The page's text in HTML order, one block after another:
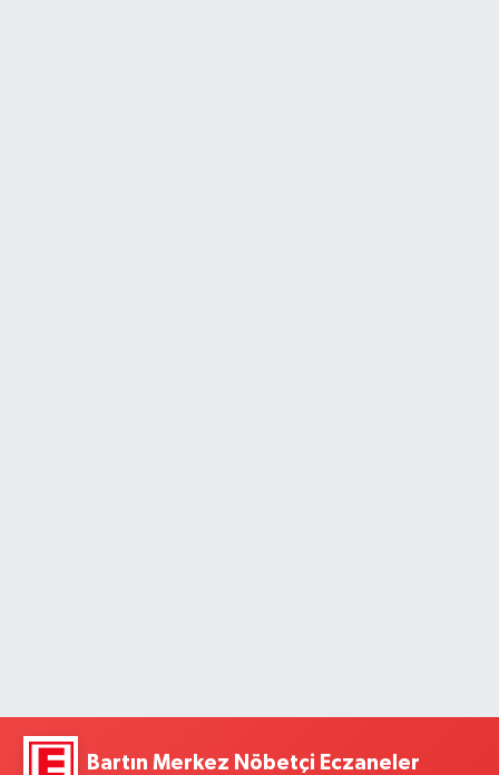
Bartın Merkez Nöbetçi Eczaneler